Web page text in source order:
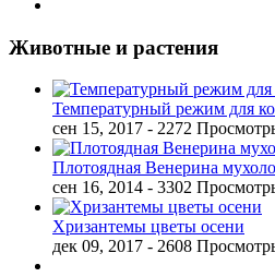
Животные и растения
Температурный режим для
сен 15, 2017 - 2272
Плотоядная Венерина
сен 16, 2014 - 3302
Хризантемы цветы осени
дек 09, 2017 - 2608